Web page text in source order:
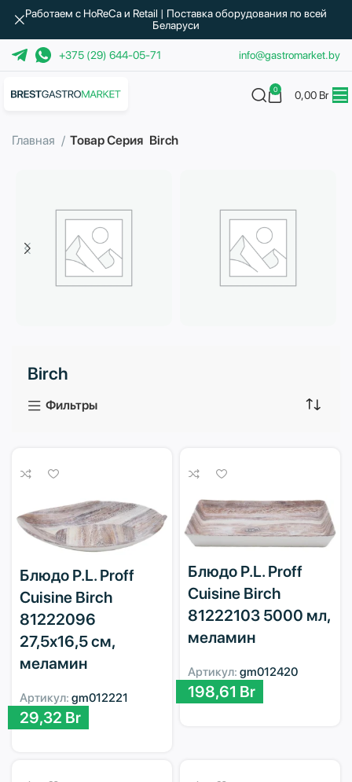
+375 (29) 644-05-71 info@gastromarket.by
0 0,00 Br
Главная Товар Серия Birch
3 продукта
Birch
Фильтры
Блюдо P.L. Proff
Cuisine Birch
81222096
27,5х16,5 см,
меламин
Артикул: gm012221
29,32 Br
Блюдо P.L. Proff
Cuisine Birch
81222103 5000 мл,
меламин
Артикул: gm012420
198,61 Br
Работаем с HoReCa и Retail | Поставка оборудования по всей
Беларуси